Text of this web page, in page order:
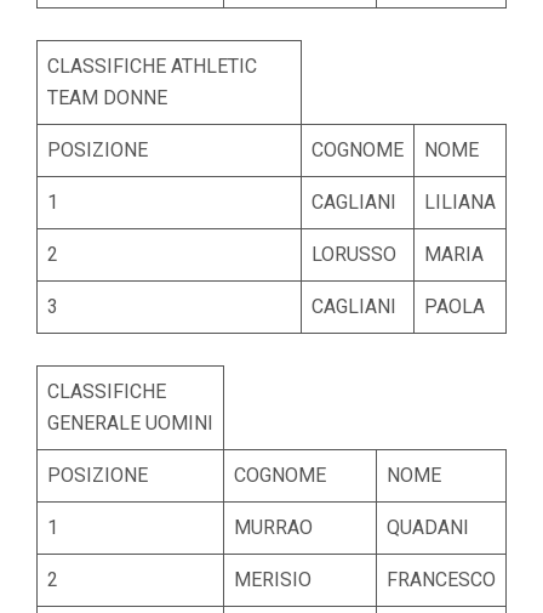
CLASSIFICHE ATHLETIC
TEAM DONNE
POSIZIONE COGNOME NOME
1 CAGLIANI LILIANA
2 LORUSSO MARIA
3 CAGLIANI PAOLA
CLASSIFICHE
GENERALE UOMINI
POSIZIONE COGNOME NOME
1 MURRAO QUADANI
2 MERISIO FRANCESCO